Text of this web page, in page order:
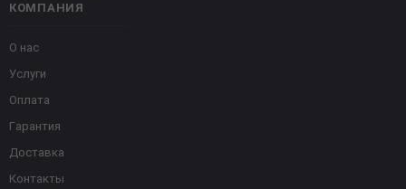
КОМПАНИЯ
О нас
Услуги
Оплата
Гарантия
Доставка
Контакты